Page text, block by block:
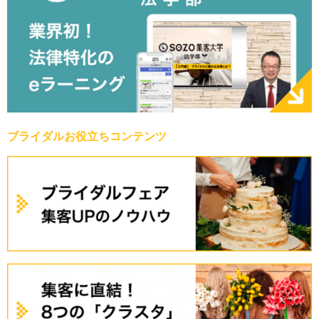
ブライダルお役立ちコンテンツ